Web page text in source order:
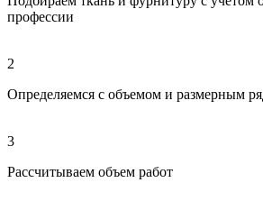
профессии
2
Определяемся с объемом и размерным
3
Рассчитываем объем работ